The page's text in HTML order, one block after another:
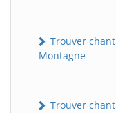
Trouver
Montagne
Trouver